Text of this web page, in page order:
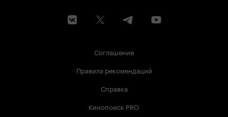
Соглашение
Правила рекомендаций
Справка
Кинопоиск PRO